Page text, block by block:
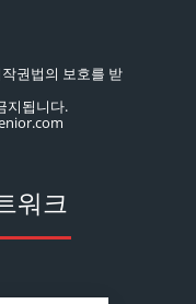
권법의 보호를 받
지됩니다.
워크